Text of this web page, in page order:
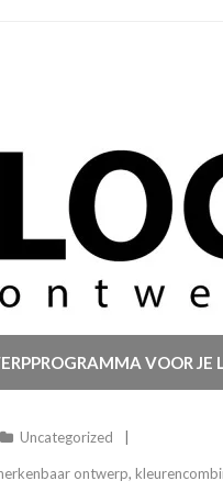
VOOR JE
Uncategorized
ontwerp,